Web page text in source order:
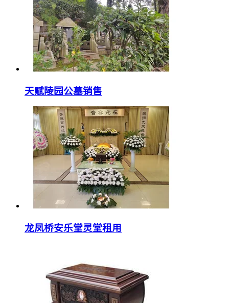
天赋陵园公墓销售
龙凤桥安乐堂灵堂租用